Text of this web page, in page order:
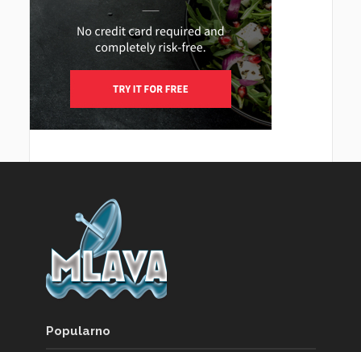
Popularno